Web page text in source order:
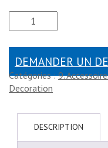
DEMANDER UN
Catégories :9.
Decoration
DESCRIPTION